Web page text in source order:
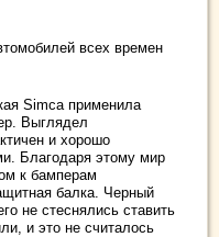
всех времен
Simca применила
Выглядел
и хорошо
Благодаря этому мир
к бамперам
балка. Черный
не стеснялись ставить
и это не считалось